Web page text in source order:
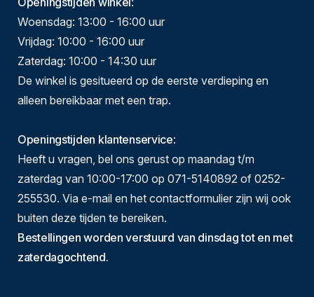
Woensdag: 13:00 - 16:00 uur
Vrijdag: 10:00 - 16:00 uur
Zaterdag: 10:00 - 14:30 uur
De winkel is gesitueerd op de eerste verdieping en
alleen bereikbaar met een trap.
Openingstijden klantenservice:
Heeft u vragen, bel ons gerust op maandag t/m
zaterdag van 10:00-17:00 op 071-5140892 of 0252-
255530. Via e-mail en het contactformulier zijn wij ook
buiten deze tijden te bereiken.
Bestellingen worden verstuurd van dinsdag tot en met
zaterdagochtend.